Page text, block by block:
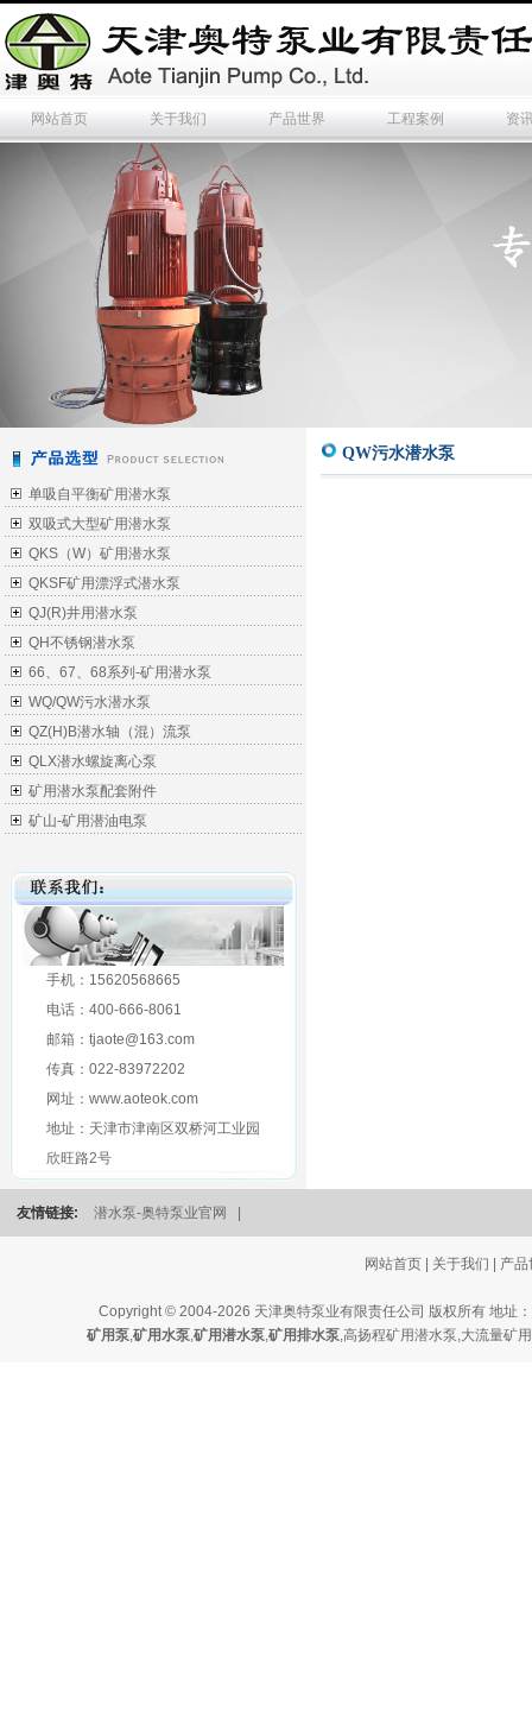
网站首页 关于我们 产品世界 工程案例 资
单吸自平衡矿用潜水泵
双吸式大型矿用潜水泵
QKS（W）矿用潜水泵
QKSF矿用漂浮式潜水泵
QJ(R)井用潜水泵
QH不锈钢潜水泵
66、67、68系列-矿用潜水泵
WQ/QW污水潜水泵
QZ(H)B潜水轴（混）流泵
QLX潜水螺旋离心泵
矿用潜水泵配套附件
矿山-矿用潜油电泵
手机：15620568665
电话：400-666-8061
邮箱：tjaote@163.com
传真：022-83972202
网址：www.aoteok.com
地址：天津市津南区双桥河工业园
欣旺路2号
QW污水潜水泵
友情链接: 潜水泵-奥特泵业官网
网站首页| 关于我们 产品
Copyright © 2004-2026 天津奥特泵业有限责任公司 版权所有 地址
矿用泵,矿用水泵,矿用潜水泵,矿用排水泵,高扬程矿用潜水泵,大流量矿